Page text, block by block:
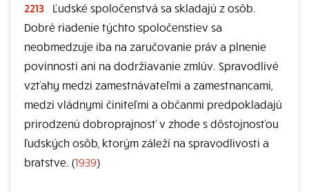
2213
Ľudské spoločenstvá sa skladajú z osôb.
Dobré riadenie týchto spoločenstiev sa
neobmedzuje iba na zaručovanie práv a plnenie
povinností ani na dodržiavanie zmlúv. Spravodlivé
vzťahy medzi zamestnávateľmi a zamestnancami,
medzi vládnymi činiteľmi a občanmi predpokladajú
prirodzenú dobroprajnosť v zhode s dôstojnosťou
ľudských osôb, ktorým záleží na spravodlivosti a
bratstve. (1939)